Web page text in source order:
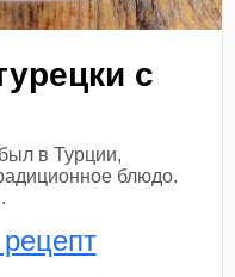
с
в Турции,
блюдо.